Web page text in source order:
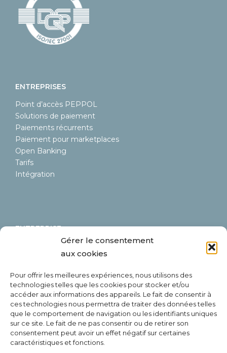
Gérer le consentement
aux cookies
Pour offrir les meilleures expériences, nous utilisons des
technologies telles que les cookies pour stocker et/ou
accéder aux informations des appareils. Le fait de consentir à
ces technologies nous permettra de traiter des données telles
que le comportement de navigation ou les identifiants uniques
sur ce site. Le fait de ne pas consentir ou de retirer son
consentement peut avoir un effet négatif sur certaines
caractéristiques et fonctions.
ENTREPRISES
Point d’accès PEPPOL
Solutions de paiement
Paiements récurrents
Paiement pour marketplaces
Open Banking
Tarifs
Intégration
ENTREPRISE
BE 0630675588
Rue Emile Francqui 6/9
1435 Mont-Saint-Guibert
Belgium